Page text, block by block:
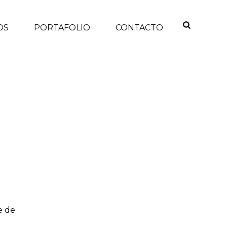
PORTAFOLIO CONTACTO
de